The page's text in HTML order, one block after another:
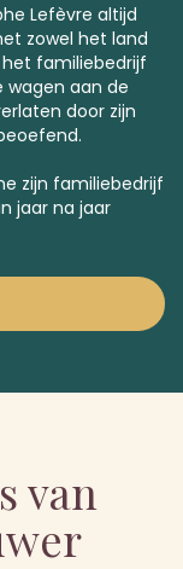
Lefèvre altijd
zowel het land
het familiebedrijf
wagen aan de
door zijn
zijn familiebedrijf
jaar na jaar
van